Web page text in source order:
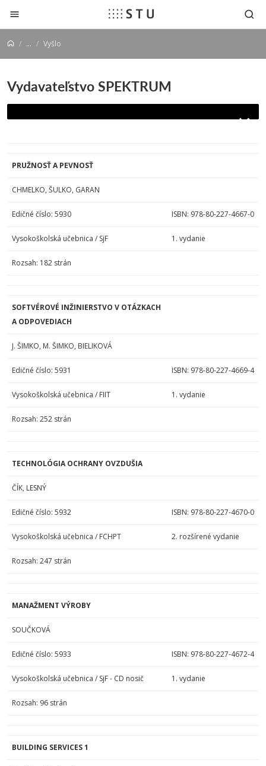
Prejsť na obsah
... Vyšlo
Vydavateľstvo SPEKTRUM
PRUŽNOSŤ A PEVNOSŤ
CHMELKO, ŠULKO, GARAN
Edičné číslo: 5930 ISBN: 978-80-227-4667-0
Vysokoškolská učebnica / SjF 1. vydanie
Rozsah: 182 strán
SOFTVÉROVÉ INŽINIERSTVO V OTÁZKACH
A ODPOVEDIACH
J. ŠIMKO, M. ŠIMKO, BIELIKOVÁ
Edičné číslo: 5931 ISBN: 978-80-227-4669-4
Vysokoškolská učebnica / FIIT 1. vydanie
Rozsah: 252 strán
TECHNOLÓGIA OCHRANY OVZDUŠIA
ČÍK, LESNÝ
Edičné číslo: 5932 ISBN: 978-80-227-4670-0
Vysokoškolská učebnica / FCHPT 2. rozšírené vydanie
Rozsah: 247 strán
MANAŽMENT VÝROBY
SOUČKOVÁ
Edičné číslo: 5933 ISBN: 978-80-227-4672-4
Vysokoškolská učebnica / SjF - CD nosič 1. vydanie
Rozsah: 96 strán
BUILDING SERVICES 1